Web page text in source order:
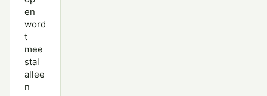
en
word
t
mee
stal
allee
n